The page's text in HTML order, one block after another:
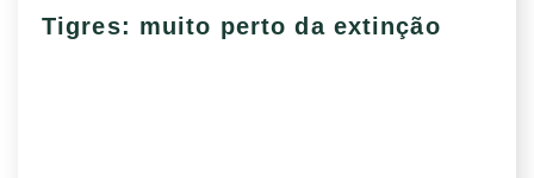
Tigres: muito perto da extinção